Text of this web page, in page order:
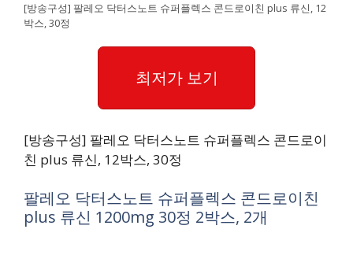
[방송구성] 팔레오 닥터스노트 슈퍼플렉스 콘드로이친 plus 류신, 12
박스, 30정
최저가 보기
[방송구성] 팔레오 닥터스노트 슈퍼플렉스 콘드로이
친 plus 류신, 12박스, 30정
팔레오 닥터스노트 슈퍼플렉스 콘드로이친
plus 류신 1200mg 30정 2박스, 2개